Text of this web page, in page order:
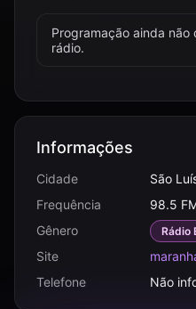
Programação ainda
rádio.
Informações
Cidade
São
Frequência
98.5
Gênero
Rádio
Site
Telefone
Não